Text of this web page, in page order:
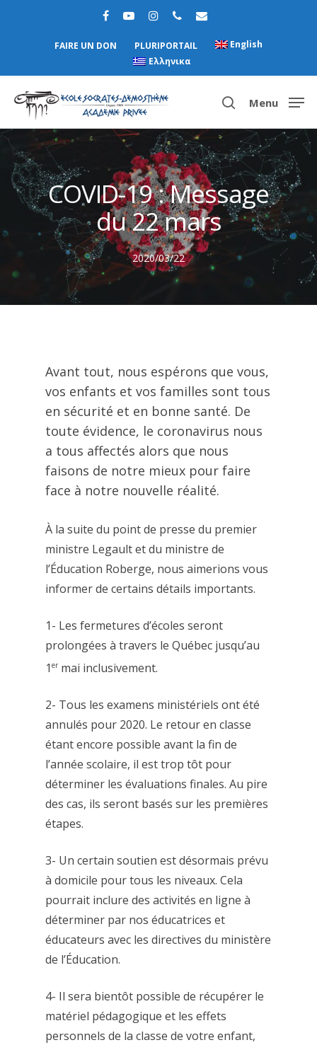
FAIRE UN DON PLURIPORTAIL
English
Ελληνικα
Hit enter to search or ESC to close
Menu
COVID-19 : Message
du 22 mars
2020/03/22
Avant tout, nous espérons que vous,
vos enfants et vos familles sont tous
en sécurité et en bonne santé. De
toute évidence, le coronavirus nous
a tous affectés alors que nous
faisons de notre mieux pour faire
face à notre nouvelle réalité.
À la suite du point de presse du premier
ministre Legault et du ministre de
l’Éducation Roberge, nous aimerions vous
informer de certains détails importants.
1- Les fermetures d’écoles seront
prolongées à travers le Québec jusqu’au
1 er mai inclusivement.
2- Tous les examens ministériels ont été
annulés pour 2020. Le retour en classe
étant encore possible avant la fin de
l’année scolaire, il est trop tôt pour
déterminer les évaluations finales. Au pire
des cas, ils seront basés sur les premières
étapes.
3- Un certain soutien est désormais prévu
à domicile pour tous les niveaux. Cela
pourrait inclure des activités en ligne à
déterminer par nos éducatrices et
éducateurs avec les directives du ministère
de l’Éducation.
4- Il sera bientôt possible de récupérer le
matériel pédagogique et les effets
personnels de la classe de votre enfant,